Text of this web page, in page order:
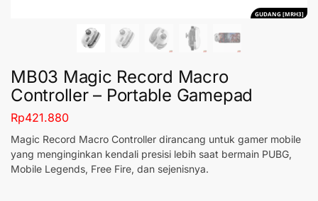
GUDANG [MRH3]
MB03 Magic Record Macro
Controller – Portable Gamepad
Rp421.880
Magic Record Macro Controller dirancang untuk gamer mobile
yang menginginkan kendali presisi lebih saat bermain PUBG,
Mobile Legends, Free Fire, dan sejenisnya.